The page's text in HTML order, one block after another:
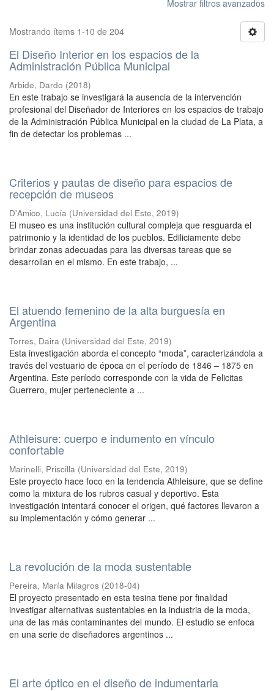
Mostrar filtros avanzados
Mostrando ítems 1-10 de 204
El Diseño Interior en los espacios de la
Administración Pública Municipal
Arbide, Dardo (2018)
En este trabajo se investigará la ausencia de la intervención
profesional del Diseñador de Interiores en los espacios de trabajo
de la Administración Pública Municipal en la ciudad de La Plata, a
fin de detectar los problemas ...
Criterios y pautas de diseño para espacios de
recepción de museos
D'Amico, Lucía (Universidad del Este, 2019)
El museo es una institución cultural compleja que resguarda el
patrimonio y la identidad de los pueblos. Ediliciamente debe
brindar zonas adecuadas para las diversas tareas que se
desarrollan en el mismo. En este trabajo, ...
El atuendo femenino de la alta burguesía en
Argentina
Torres, Daira (Universidad del Este, 2019)
Esta investigación aborda el concepto “moda”, caracterizándola a
través del vestuario de época en el período de 1846 – 1875 en
Argentina. Este período corresponde con la vida de Felicitas
Guerrero, mujer perteneciente a ...
Athleisure: cuerpo e indumento en vínculo
confortable
Marinelli, Priscilla (Universidad del Este, 2019)
Este proyecto hace foco en la tendencia Athleisure, que se define
como la mixtura de los rubros casual y deportivo. Esta
investigación intentará conocer el origen, qué factores llevaron a
su implementación y cómo generar ...
La revolución de la moda sustentable
Pereira, María Milagros (2018-04)
El proyecto presentado en esta tesina tiene por finalidad
investigar alternativas sustentables en la industria de la moda,
una de las más contaminantes del mundo. El estudio se enfoca
en una serie de diseñadores argentinos ...
El arte óptico en el diseño de indumentaria